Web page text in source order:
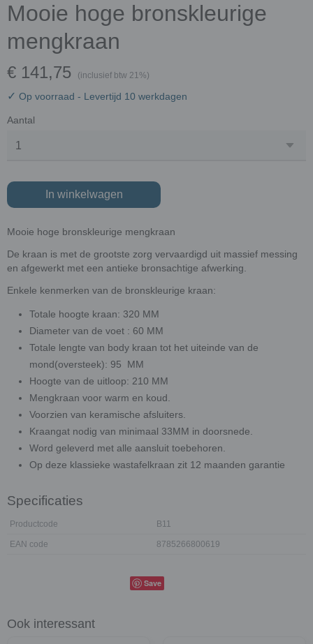
Mooie hoge bronskleurige
mengkraan
€ 141,75 (inclusief btw 21%)
✓ Op voorraad - Levertijd 10 werkdagen
Aantal
In winkelwagen
Mooie hoge bronskleurige mengkraan
De kraan is met de grootste zorg vervaardigd uit massief messing
en afgewerkt met een antieke bronsachtige afwerking.
Enkele kenmerken van de bronskleurige kraan:
Totale hoogte kraan: 320 MM
Diameter van de voet : 60 MM
Totale lengte van body kraan tot het uiteinde van de
mond(oversteek): 95 MM
Hoogte van de uitloop: 210 MM
Mengkraan voor warm en koud.
Voorzien van keramische afsluiters.
Kraangat nodig van minimaal 33MM in doorsnede.
Word geleverd met alle aansluit toebehoren.
Op deze klassieke wastafelkraan zit 12 maanden garantie
Specificaties
Productcode B11
EAN code 8785266800619
Save
Ook interessant